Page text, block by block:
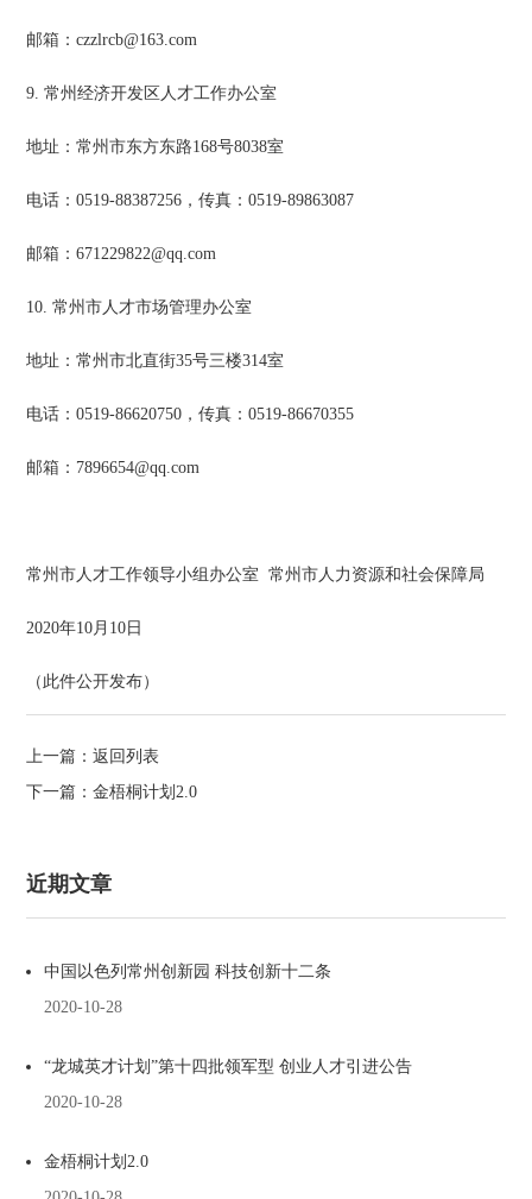
邮箱：czzlrcb@163.com
9. 常州经济开发区人才工作办公室
地址：常州市东方东路168号8038室
电话：0519-88387256，传真：0519-89863087
邮箱：671229822@qq.com
10. 常州市人才市场管理办公室
地址：常州市北直街35号三楼314室
电话：0519-86620750，传真：0519-86670355
邮箱：7896654@qq.com
常州市人才工作领导小组办公室 常州市人力资源和社会保障局
2020年10月10日
（此件公开发布）
上一篇：返回列表
下一篇：金梧桐计划2.0
近期文章
中国以色列常州创新园 科技创新十二条
2020-10-28
“龙城英才计划”第十四批领军型 创业人才引进公告
2020-10-28
金梧桐计划2.0